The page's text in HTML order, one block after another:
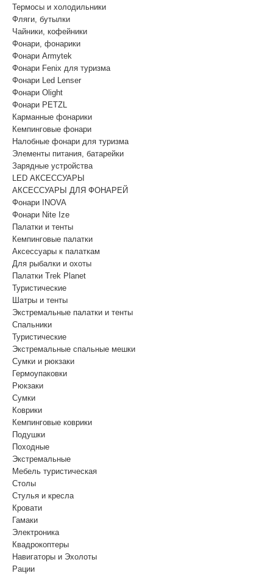
Термосы и холодильники
Фляги, бутылки
Чайники, кофейники
Фонари, фонарики
Фонари Armytek
Фонари Fenix для туризма
Фонари Led Lenser
Фонари Olight
Фонари PETZL
Карманные фонарики
Кемпинговые фонари
Налобные фонари для туризма
Элементы питания, батарейки
Зарядные устройства
LED АКСЕССУАРЫ
АКСЕССУАРЫ ДЛЯ ФОНАРЕЙ
Фонари INOVA
Фонари Nite Ize
Палатки и тенты
Кемпинговые палатки
Аксессуары к палаткам
Для рыбалки и охоты
Палатки Trek Planet
Туристические
Шатры и тенты
Экстремальные палатки и тенты
Спальники
Туристические
Экстремальные спальные мешки
Сумки и рюкзаки
Гермоупаковки
Рюкзаки
Сумки
Коврики
Кемпинговые коврики
Подушки
Походные
Экстремальные
Мебель туристическая
Столы
Стулья и кресла
Кровати
Гамаки
Электроника
Квадрокоптеры
Навигаторы и Эхолоты
Рации